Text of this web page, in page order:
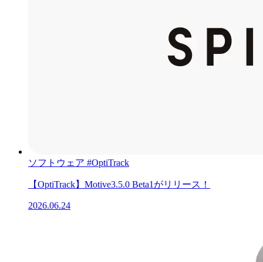
ソフトウェア #OptiTrack
【OptiTrack】Motive3.5.0 Beta1がリリース！
2026.06.24